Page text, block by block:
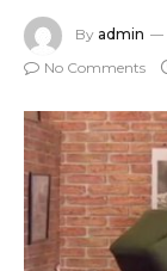
By admin
No Comments